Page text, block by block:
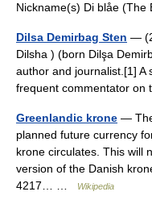
Nickname(s) Di blåe
Dilsa Demirbag Sten —
Dilsha ) (born Dilşa
author and journalist.[1] A
frequent commentator
Greenlandic krone —
planned future currency
krone circulates. This will
version of the Danish
4217… …
Wikipedia